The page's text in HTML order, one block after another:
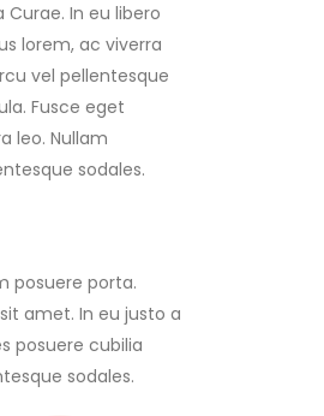
In eu libero
lorem, ac viverra
vel pellentesque
Fusce eget
leo. Nullam
sodales.
posuere porta.
amet. In eu justo a
posuere cubilia
sodales.